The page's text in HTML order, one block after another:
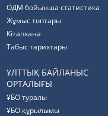
ОДМ бойынша статистика
Жұмыс топтары
Кітапхана
Табыс тарихтары
ҰЛТТЫҚ БАЙЛАНЫС
ОРТАЛЫҒЫ
ҰБО туралы
ҰБО құрылымы